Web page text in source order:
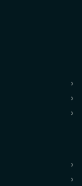
›
›
›
›
›